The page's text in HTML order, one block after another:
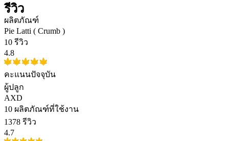
รีวิว
ผลิตภัณฑ์
Pie Latti ( Crumb )
10 รีวิว
4.8
คะแนนปัจจุบัน
ผู้ปลูก
AXD
10 ผลิตภัณฑ์ที่ใช้งาน
1378 รีวิว
4.7